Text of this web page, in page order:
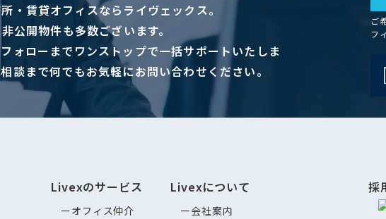
・賃貸オフィスならライヴェックス。
公開物件も多数ございます。
ォローまでワンストップで一括サポートいたしま
談まで何でもお気軽にお問い合わせください。
ご
フ
Livexのサービス
オフィス仲介
Livexについて
会社案内
採